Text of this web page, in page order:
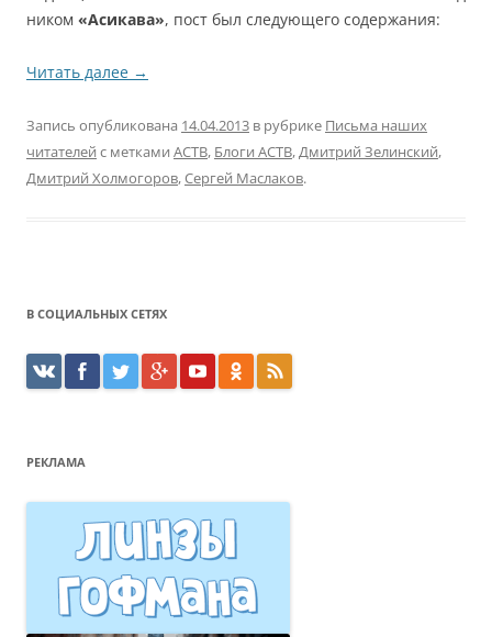
ником «Асикава», пост был следующего содержания:
Читать далее →
Запись опубликована 14.04.2013 в рубрике Письма наших
читателей с метками АСТВ, Блоги АСТВ,Дмитрий Зелинский,
Дмитрий Холмогоров,Сергей Маслаков.
В СОЦИАЛЬНЫХ СЕТЯХ
РЕКЛАМА